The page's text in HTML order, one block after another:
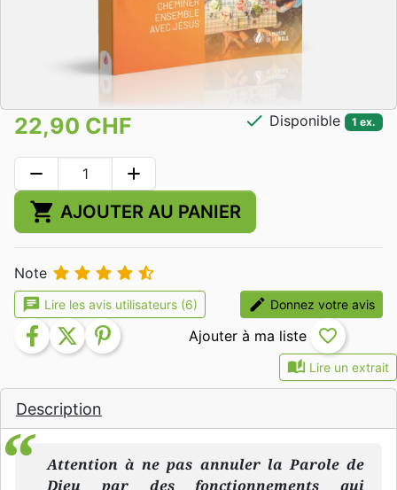
auto_stories Lire un extrait
Description
Attention à ne pas annuler la Parole de
Dieu par des fonctionnements qui
22,90 CHF check Disponible 1 ex.
remove add
shopping_cart AJOUTER AU PANIER
Note     
chat Lire les avis utilisateurs (6) edit Donnez votre avis
facebook twitter pinterest favorite_border